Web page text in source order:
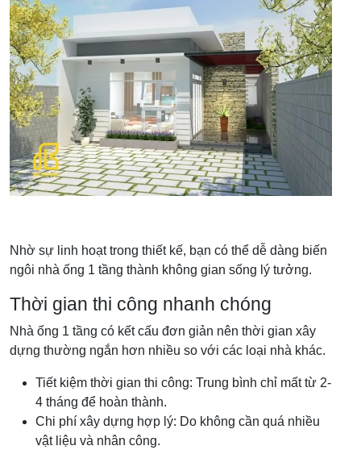
Nhờ sự linh hoạt trong thiết kế, bạn có thể dễ dàng biến
ngôi nhà ống 1 tầng thành không gian sống lý tưởng.
Thời gian thi công nhanh chóng
Nhà ống 1 tầng có kết cấu đơn giản nên thời gian xây
dựng thường ngắn hơn nhiều so với các loại nhà khác.
Tiết kiệm thời gian thi công: Trung bình chỉ mất từ 2-
4 tháng để hoàn thành.
Chi phí xây dựng hợp lý: Do không cần quá nhiều
vật liệu và nhân công.